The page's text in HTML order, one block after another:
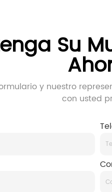
Su
y nuestro
con usted